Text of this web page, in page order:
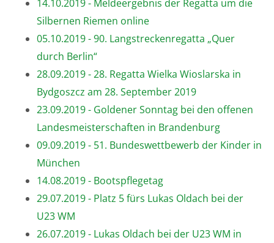
14.10.2019 - Meldeergebnis der Regatta um die
Silbernen Riemen online
05.10.2019 - 90. Langstreckenregatta „Quer
durch Berlin“
28.09.2019 - 28. Regatta Wielka Wioslarska in
Bydgoszcz am 28. September 2019
23.09.2019 - Goldener Sonntag bei den offenen
Landesmeisterschaften in Brandenburg
09.09.2019 - 51. Bundeswettbewerb der Kinder in
München
14.08.2019 - Bootspflegetag
29.07.2019 - Platz 5 fürs Lukas Oldach bei der
U23 WM
26.07.2019 - Lukas Oldach bei der U23 WM in